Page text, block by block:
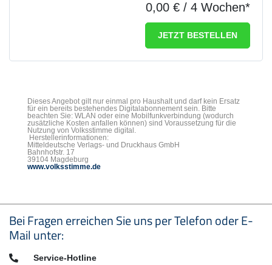
0,00 € / 4 Wochen*
JETZT BESTELLEN
Dieses Angebot gilt nur einmal pro Haushalt und darf kein Ersatz
für ein bereits bestehendes Digitalabonnement sein. Bitte
beachten Sie: WLAN oder eine Mobilfunkverbindung (wodurch
zusätzliche Kosten anfallen können) sind Voraussetzung für die
Nutzung von Volksstimme digital.
Herstellerinformationen:
Mitteldeutsche Verlags- und Druckhaus GmbH
Bahnhofstr. 17
39104 Magdeburg
www.volksstimme.de
Seitenfußbereich
Bei Fragen erreichen Sie uns per Telefon oder E-
Mail unter:
Telefon:Service-Hotline